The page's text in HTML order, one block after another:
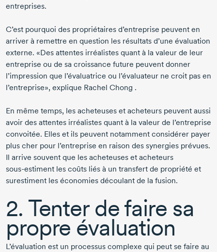
entreprises.
C’est pourquoi des propriétaires d’entreprise peuvent en
arriver à remettre en question les résultats d’une évaluation
externe. «Des attentes irréalistes quant à la valeur de leur
entreprise ou de sa croissance future peuvent donner
l’impression que l’évaluatrice ou l’évaluateur ne croit pas en
l’entreprise», explique Rachel Chong .
En même temps, les acheteuses et acheteurs peuvent aussi
avoir des attentes irréalistes quant à la valeur de l’entreprise
convoitée. Elles et ils peuvent notamment considérer payer
plus cher pour l’entreprise en raison des synergies prévues.
Il arrive souvent que les acheteuses et acheteurs
sous-estiment les coûts liés à un transfert de propriété et
surestiment les économies découlant de la fusion.
2. Tenter de faire sa
propre évaluation
L’évaluation est un processus complexe qui peut se faire au